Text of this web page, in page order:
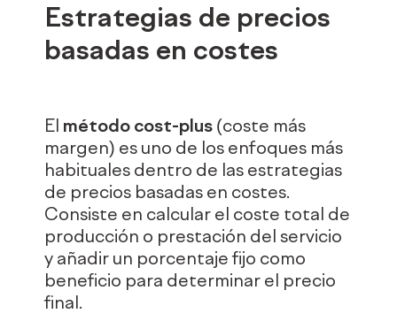
Estrategias de precios
basadas en costes
El método cost-plus (coste más
margen) es uno de los enfoques más
habituales dentro de las estrategias
de precios basadas en costes.
Consiste en calcular el coste total de
producción o prestación del servicio
y añadir un porcentaje fijo como
beneficio para determinar el precio
final.